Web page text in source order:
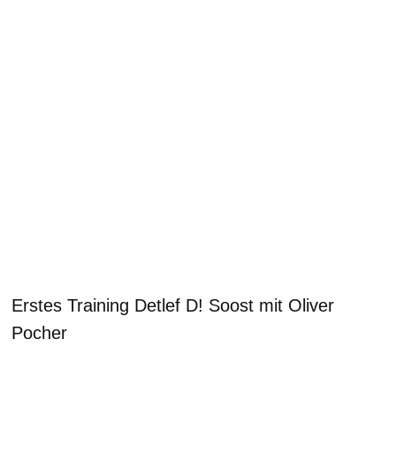
Erstes Training Detlef D! Soost mit Oliver
Pocher